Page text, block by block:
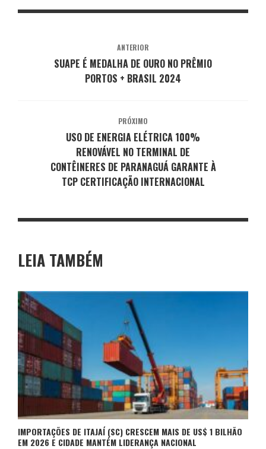
ANTERIOR
SUAPE É MEDALHA DE OURO NO PRÊMIO
PORTOS + BRASIL 2024
PRÓXIMO
USO DE ENERGIA ELÉTRICA 100%
RENOVÁVEL NO TERMINAL DE
CONTÊINERES DE PARANAGUÁ GARANTE À
TCP CERTIFICAÇÃO INTERNACIONAL
LEIA TAMBÉM
IMPORTAÇÕES DE ITAJAÍ (SC) CRESCEM MAIS DE US$ 1 BILHÃO
EM 2026 E CIDADE MANTÉM LIDERANÇA NACIONAL